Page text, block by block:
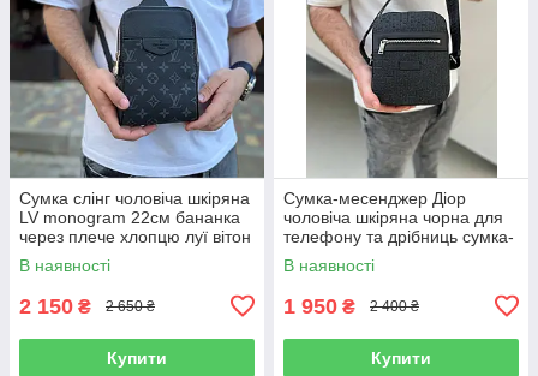
Сумка слінг чоловіча шкіряна
LV monogram 22см бананка
через плече хлопцю луї вітон
для телефону та дрібниць
В наявності
2 150 ₴ 2 650 ₴
Купити
Сумка-месенджер Діор
чоловіча шкіряна чорна для
телефону та дрібниць сумка-
планшетка через плече
В наявності
1 950 ₴ 2 400 ₴
Купити